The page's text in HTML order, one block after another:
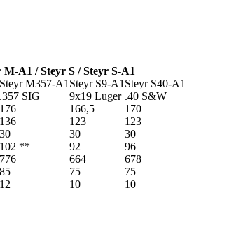
A1 / Steyr S / Steyr S-A1
Steyr M357-A1 Steyr S9-A1 Steyr S40-A1
.357 SIG 9x19 Luger .40 S&W
176 166,5
170
136 123
123
30 30
30
102 ** 92
96
776 664
678
85 75
75
12 10
10